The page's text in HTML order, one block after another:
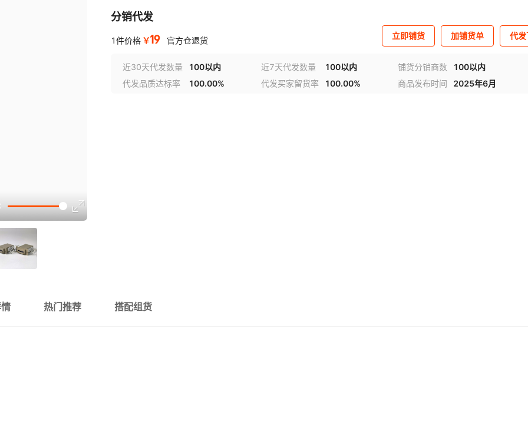
分销代发
1件价格 ￥19 官方仓退货 立即铺货 加铺货单 代
近30天代发数量 100以内 近7天代发数量 100以内 铺货分销商数
100以内
代发品质达标率
100.00% 代发买家留货率 100.00% 商品发布时间 2025年6月
热门推荐 搭配组货